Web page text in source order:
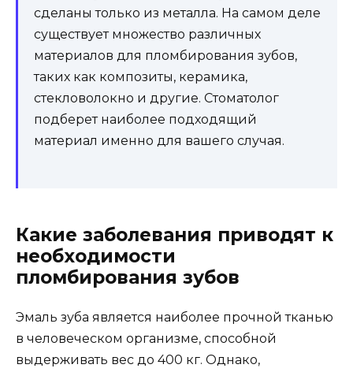
сделаны только из металла. На самом деле
существует множество различных
материалов для пломбирования зубов,
таких как композиты, керамика,
стекловолокно и другие. Стоматолог
подберет наиболее подходящий
материал именно для вашего случая.
Какие заболевания приводят к
необходимости
пломбирования зубов
Эмаль зуба является наиболее прочной тканью
в человеческом организме, способной
выдерживать вес до 400 кг. Однако,